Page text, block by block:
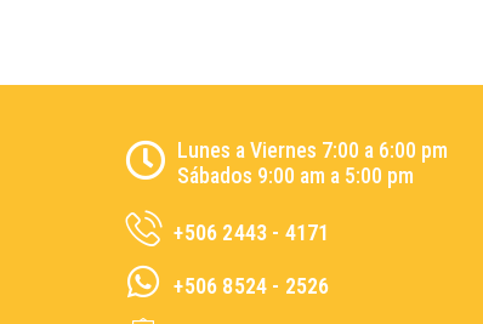
Lunes a Viernes 7:00 a 6:00 pm
Sábados 9:00 am a 5:00 pm
+506 2443 - 4171
+506 8524 - 2526